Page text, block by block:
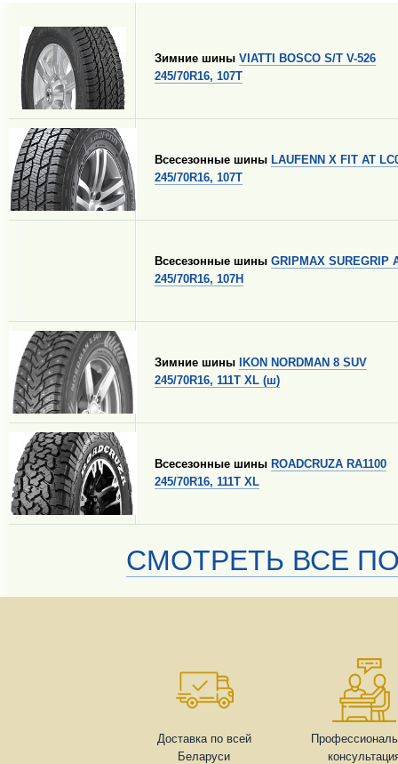
Зимние шины VIATTI BOSCO S/T V-526
245/70R16, 107T
Всесезонные шины LAUFENN X FIT AT
245/70R16, 107T
Всесезонные шины GRIPMAX SUREGRIP
245/70R16, 107H
Зимние шины
IKON NORDMAN 8 SUV
245/70R16, 111T XL (ш)
Всесезонные шины ROADCRUZA RA1100
245/70R16, 111T XL
СМОТРЕТЬ ВСЕ
Доставка по всей
Беларуси